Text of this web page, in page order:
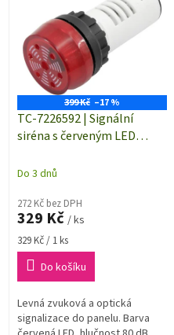
399 Kč –17 %
TC-7226592 | Signální
siréna s červeným LED
| napájení 24 V/DC
Do 3 dnů
272 Kč bez DPH
329 Kč / ks
Měrná
cena:
329 Kč / 1 ks
Do košíku
Levná zvuková a optická
signalizace do panelu. Barva